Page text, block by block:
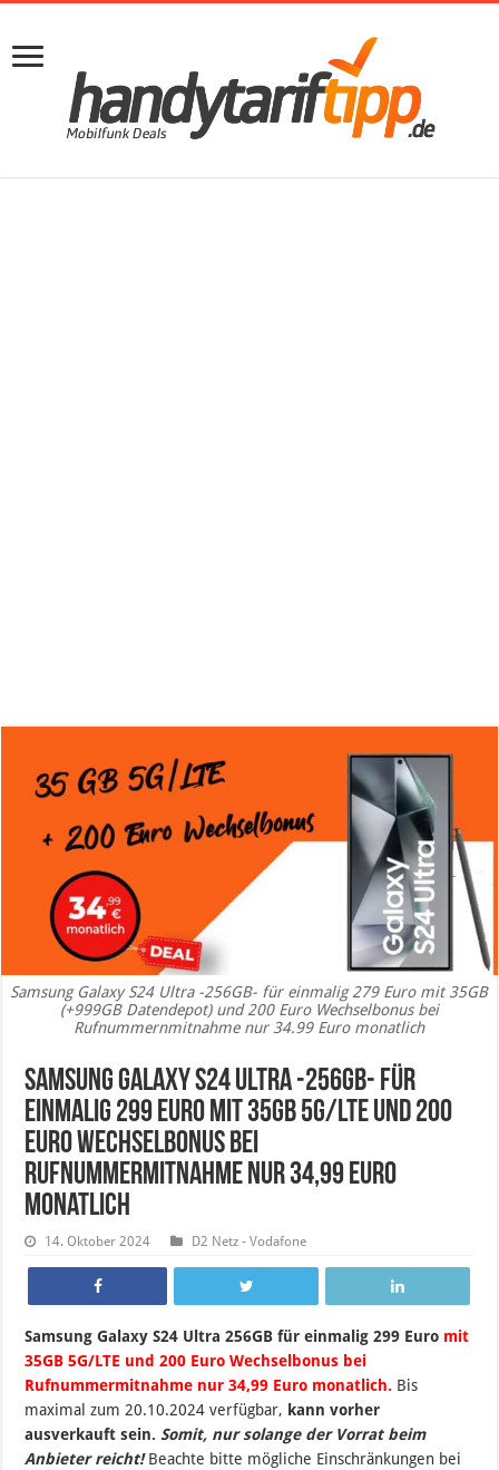
Samsung Galaxy S24 Ultra -256GB- für einmalig 279 Euro mit 35GB
(+999GB Datendepot) und 200 Euro Wechselbonus bei
Rufnummernmitnahme nur 34.99 Euro monatlich
Samsung Galaxy S24 Ultra -256GB- für
einmalig 299 Euro mit 35GB 5G/LTE und 200
Euro Wechselbonus bei
Rufnummermitnahme nur 34,99 Euro
monatlich
14. Oktober 2024 D2 Netz - Vodafone
Samsung Galaxy S24 Ultra 256GB für einmalig 299 Euro mit
35GB 5G/LTE und 200 Euro Wechselbonus bei
Rufnummermitnahme nur 34,99 Euro monatlich. Bis
maximal zum 20.10.2024 verfügbar, kann vorher
ausverkauft sein. Somit, nur solange der Vorrat beim
Anbieter reicht!Beachte bitte mögliche Einschränkungen bei